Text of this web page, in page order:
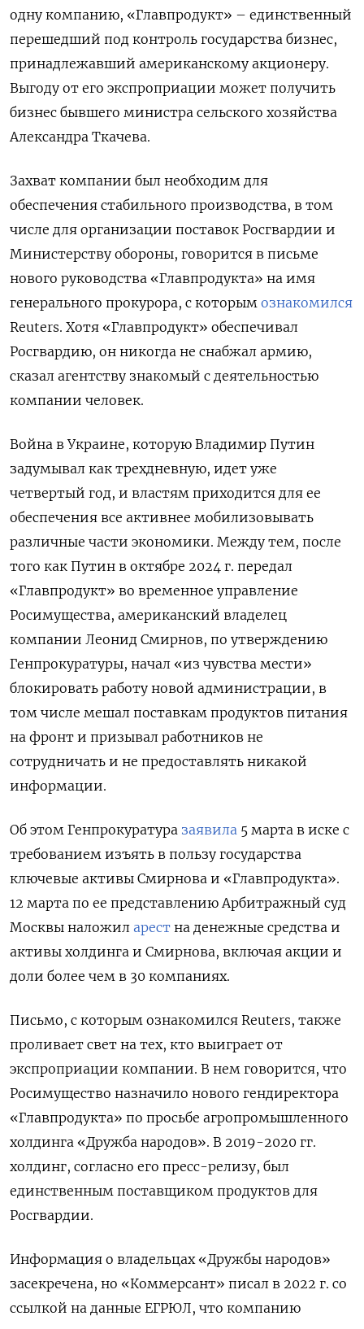
одну компанию, «Главпродукт» – единственный
перешедший под контроль государства бизнес,
принадлежавший американскому акционеру.
Выгоду от его экспроприации может получить
бизнес бывшего министра сельского хозяйства
Александра Ткачева.
Захват компании был необходим для
обеспечения стабильного производства, в том
числе для организации поставок Росгвардии и
Министерству обороны, говорится в письме
нового руководства «Главпродукта» на имя
генерального прокурора, с которым ознакомился
Reuters. Хотя «Главпродукт» обеспечивал
Росгвардию, он никогда не снабжал армию,
сказал агентству знакомый с деятельностью
компании человек.
Война в Украине, которую Владимир Путин
задумывал как трехдневную, идет уже
четвертый год, и властям приходится для ее
обеспечения все активнее мобилизовывать
различные части экономики. Между тем, после
того как Путин в октябре 2024 г. передал
«Главпродукт» во временное управление
Росимущества, американский владелец
компании Леонид Смирнов, по утверждению
Генпрокуратуры, начал «из чувства мести»
блокировать работу новой администрации, в
том числе мешал поставкам продуктов питания
на фронт и призывал работников не
сотрудничать и не предоставлять никакой
информации.
Об этом Генпрокуратура заявила 5 марта в иске с
требованием изъять в пользу государства
ключевые активы Смирнова и «Главпродукта».
12 марта по ее представлению Арбитражный суд
Москвы наложил арест на денежные средства и
активы холдинга и Смирнова, включая акции и
доли более чем в 30 компаниях.
Письмо, с которым ознакомился Reuters, также
проливает свет на тех, кто выиграет от
экспроприации компании. В нем говорится, что
Росимущество назначило нового гендиректора
«Главпродукта» по просьбе агропромышленного
холдинга «Дружба народов». В 2019-2020 гг.
холдинг, согласно его пресс-релизу, был
единственным поставщиком продуктов для
Росгвардии.
Информация о владельцах «Дружбы народов»
засекречена, но «Коммерсант» писал в 2022 г. со
ссылкой на данные ЕГРЮЛ, что компанию